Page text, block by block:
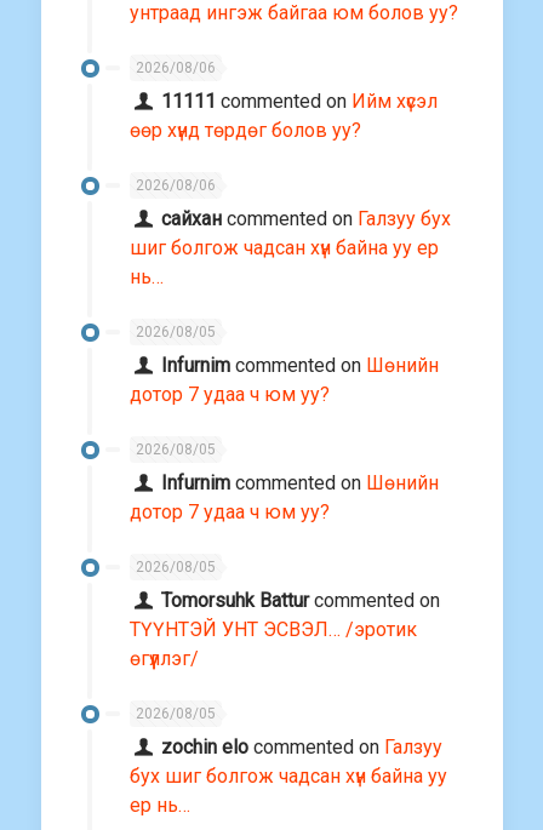
унтраад ингэж байгаа юм болов уу?
2026/08/06
11111 commented on Ийм хүсэл
өөр хүнд төрдөг болов уу?
2026/08/06
сайхан commented on Галзуу бух
шиг болгож чадсан хүн байна уу ер
нь…
2026/08/05
Infurnim commented on Шөнийн
дотор 7 удаа ч юм уу?
2026/08/05
Infurnim commented on Шөнийн
дотор 7 удаа ч юм уу?
2026/08/05
Tomorsuhk Batturcommented on
ТҮҮНТЭЙ УНТ ЭСВЭЛ… /эротик
өгүүллэг/
2026/08/05
zochin elo commented on Галзуу
бух шиг болгож чадсан хүн байна уу
ер нь…